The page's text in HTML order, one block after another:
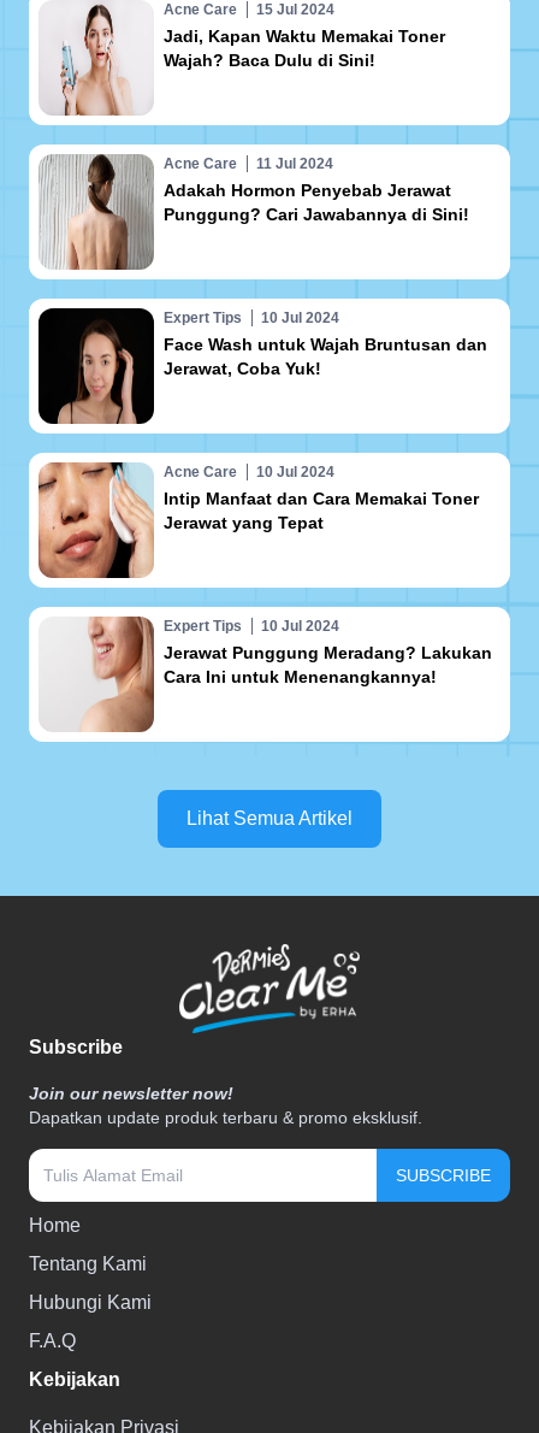
Acne Care 15 Jul 2024
Jadi, Kapan Waktu Memakai Toner
Wajah? Baca Dulu di Sini!
Acne Care 11 Jul 2024
Adakah Hormon Penyebab Jerawat
Punggung? Cari Jawabannya di Sini!
Expert Tips 10 Jul 2024
Face Wash untuk Wajah Bruntusan dan
Jerawat, Coba Yuk!
Acne Care 10 Jul 2024
Intip Manfaat dan Cara Memakai Toner
Jerawat yang Tepat
Expert Tips 10 Jul 2024
Jerawat Punggung Meradang? Lakukan
Cara Ini untuk Menenangkannya!
Lihat Semua Artikel
Home
Tentang Kami
Hubungi Kami
F.A.Q
Kebijakan
Kebijakan Privasi
Subscribe
Join our newsletter now!
Dapatkan update produk terbaru & promo eksklusif.
SUBSCRIBE